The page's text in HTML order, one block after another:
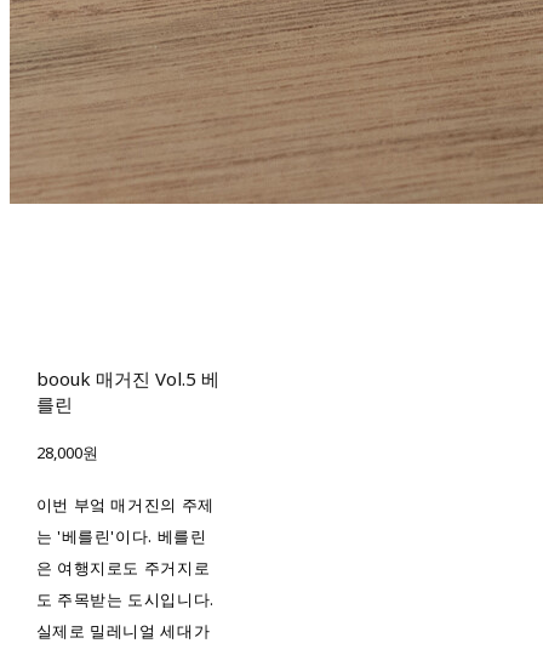
boouk 매거진 Vol.5 베
를린
28,000원
‌이번 부엌 매거진의 주제
는 '베를린'이다. 베를린
은 여행지로도 주거지로
도 주목받는 도시입니다.
실제로 밀레니얼 세대가